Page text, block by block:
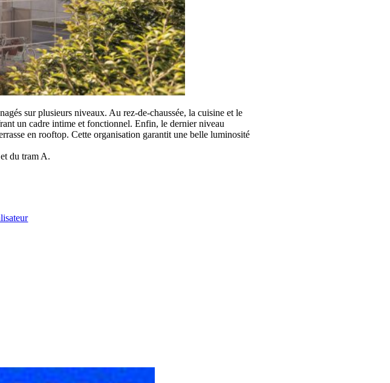
sur plusieurs niveaux. Au rez-de-chaussée, la cuisine et le
un cadre intime et fonctionnel. Enfin, le dernier niveau
en rooftop. Cette organisation garantit une belle luminosité
du tram A.